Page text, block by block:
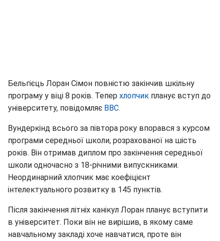
Бельгієць Лоран Сімон повністю закінчив шкільну
програму у віці 8 років. Тепер хлопчик планує вступ до
університету, повідомляє BBC.
Вундеркінд всього за півтора року впорався з курсом
програми середньої школи, розрахованої на шість
років. Він отримав диплом про закінчення середньої
школи одночасно з 18-річними випускниками.
Неординарний хлопчик має коефіцієнт
інтелектуального розвитку в 145 пунктів.
Після закінчення літніх канікул Лоран планує вступити
в університет. Поки він не вирішив, в якому саме
навчальному закладі хоче навчатися, проте він